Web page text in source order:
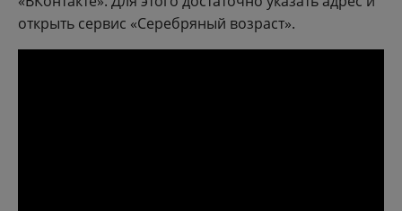
открыть сервис «Серебряный возраст».